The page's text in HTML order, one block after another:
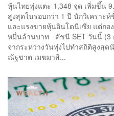
หุ้นไทยพุ่งแตะ 1,348 จุด เพิ่มขึ้น
สูงสุดในรอบกว่า 1 ปี นักวิเคราะ
และแรงขายหุ้นอินโดนีเซีย แต่กอ
หมื่นล้านบาท ดัชนี SET วันนี้ (3
จากระหว่างวันพุ่งไปทำสถิติสูงสุ
ณัฐชาต เมฆมาสิ...